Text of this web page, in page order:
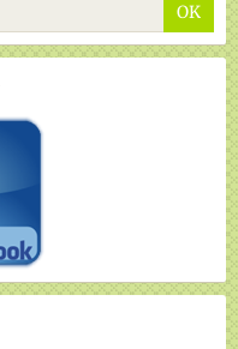
OK